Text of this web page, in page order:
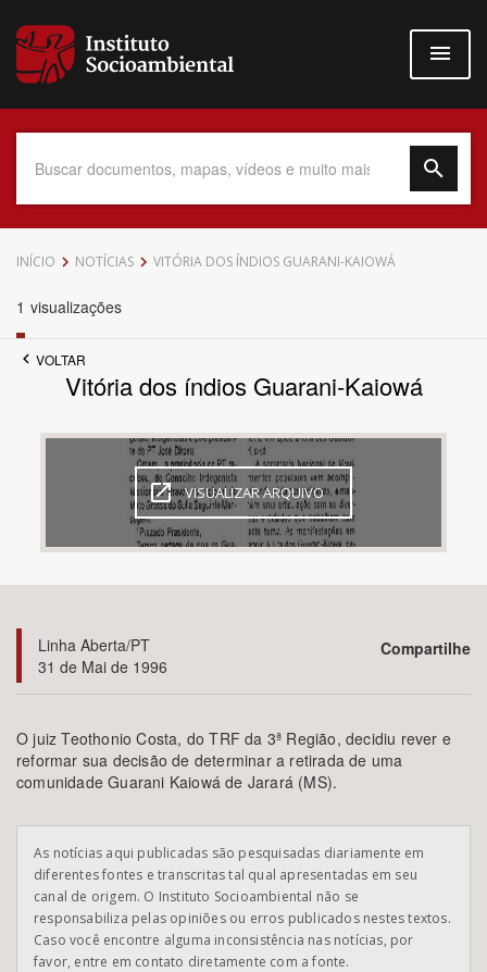
para
conteúdo
Data do Documento
Até
Subtema
Área Protegida
BUSCAR
INÍCIO NOTÍCIAS VITÓRIA DOS ÍNDIOS GUARANI-KAIOWÁ
1 visualizações
VOLTAR
Vitória dos índios Guarani-Kaiowá
VISUALIZAR ARQUIVO
Linha Aberta/PT
31 de Mai de 1996
Compartilhe
O juiz Teothonio Costa, do TRF da 3ª Região, decidiu rever e
reformar sua decisão de determinar a retirada de uma
comunidade Guarani Kaiowá de Jarará (MS).
As notícias aqui publicadas são pesquisadas diariamente em
diferentes fontes e transcritas tal qual apresentadas em seu
canal de origem. O Instituto Socioambiental não se
responsabiliza pelas opiniões ou erros publicados nestes textos.
Caso você encontre alguma inconsistência nas notícias, por
favor, entre em contato diretamente com a fonte.